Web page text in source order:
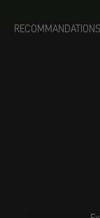
RECOMMANDATIONS